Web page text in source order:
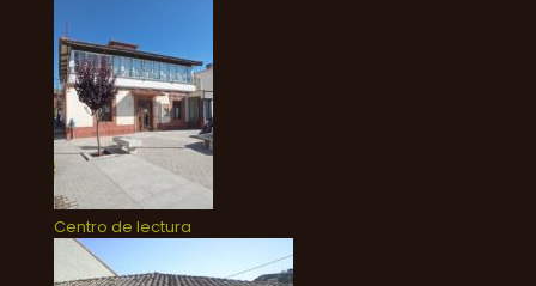
Centro de lectura